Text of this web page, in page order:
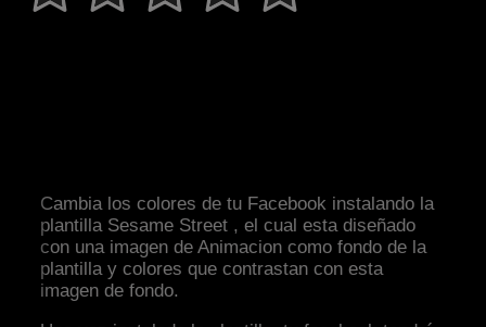
Cambia los colores de tu Facebook instalando la
plantilla Sesame Street , el cual esta diseñado
con una imagen de Animacion como fondo de la
plantilla y colores que contrastan con esta
imagen de fondo.